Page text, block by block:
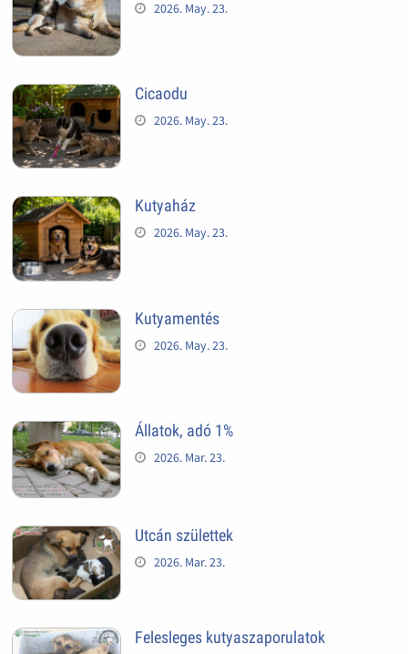
2026. May. 23.
Cicaodu
2026. May. 23.
Kutyaház
2026. May. 23.
Kutyamentés
2026. May. 23.
Állatok, adó 1%
2026. Mar. 23.
Utcán születtek
2026. Mar. 23.
Felesleges kutyaszaporulatok